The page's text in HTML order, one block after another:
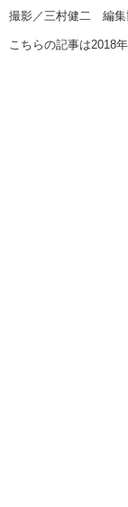
撮影／三村健二 編
こちらの記事は2018